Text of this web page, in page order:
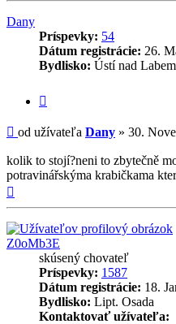
Dany
Príspevky: 54
Dátum registrácie: 26.
Bydlisko: Ústí nad Labem
Príspevok
od užívateľa Dany » 30.
kolik to stojí?neni to zbytečně
potravinářskýma krabičkama
Z0oMb3E
skúsený chovateľ
Príspevky: 1587
Dátum registrácie: 18.
Bydlisko: Lipt. Osada
Kontaktovať užívateľa: